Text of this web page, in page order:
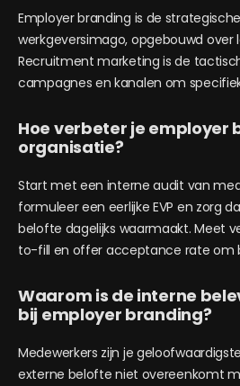
Employer branding is de
werkgeversimago, opgebouwd over
Recruitment marketing is de
campagnes en kanalen om
Hoe verbeter je employer
organisatie?
Start met een interne audit van
formuleer een eerlijke EVP en zorg
belofte dagelijks waarmaakt. Meet
to-fill en offer acceptance rate om
Waarom is de interne
bij employer branding?
Medewerkers zijn je
externe belofte niet overeenkomt